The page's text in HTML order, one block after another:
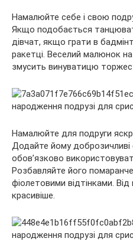
Намалюйте себе і свою
Якщо подобається
дівчат, якщо грати в
ракетці. Веселий малюнок
змусить винуватицю
Намалюйте для подруги
Додайте йому доброзичливі
обов’язково
Розбавляйте його
фіолетовими відтінками.
красивіше.